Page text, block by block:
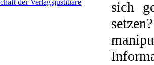
der Verlagsjustitiare
sich